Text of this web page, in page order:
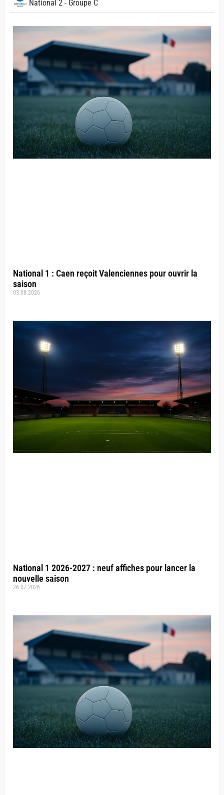
National 2 - Groupe C
National 1 : Caen reçoit Valenciennes pour ouvrir la
saison
03.08.2026
National 1 2026-2027 : neuf affiches pour lancer la
nouvelle saison
26.07.2026